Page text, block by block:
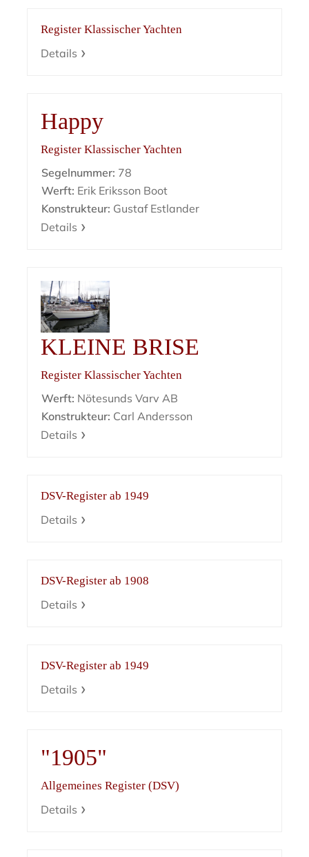
Register Klassischer Yachten
Details
Happy
Register Klassischer Yachten
Segelnummer: 78
Werft: Erik Eriksson Boot
Konstrukteur: Gustaf Estlander
Details
KLEINE BRISE
Register Klassischer Yachten
Werft: Nötesunds Varv AB
Konstrukteur: Carl Andersson
Details
DSV-Register ab 1949
Details
DSV-Register ab 1908
Details
DSV-Register ab 1949
Details
"1905"
Allgemeines Register (DSV)
Details